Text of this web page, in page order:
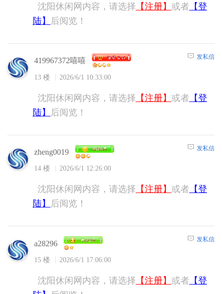
沈阳休闲网内容，请选择 【注册】 或者 【登
陆】
后阅览！
419967372嘻嘻
13 楼 2026/6/1 10:33:00
发私信
沈阳休闲网内容，请选择 【注册】 或者 【登
陆】
后阅览！
zheng0019
14 楼 2026/6/1 12:26:00
发私信
沈阳休闲网内容，请选择 【注册】 或者 【登
陆】
后阅览！
a28296
15 楼 2026/6/1 17:06:00
发私信
沈阳休闲网内容，请选择 【注册】 或者 【登